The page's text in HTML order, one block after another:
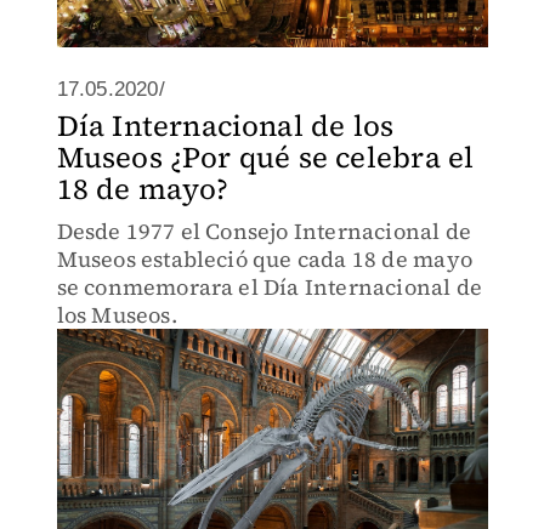
17.05.2020/
Día Internacional de los
Museos ¿Por qué se celebra el
18 de mayo?
Desde 1977 el Consejo Internacional de
Museos estableció que cada 18 de mayo
se conmemorara el Día Internacional de
los Museos.